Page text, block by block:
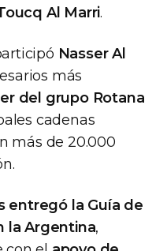
Al Marri.
Nasser Al
más
del grupo Rotana
cadenas
más de 20.000
entregó la Guía de
la Argentina,